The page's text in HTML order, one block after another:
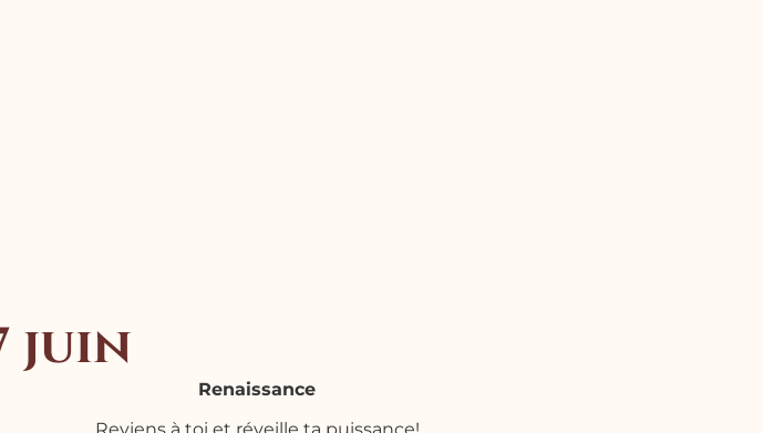
juin
Renaissance